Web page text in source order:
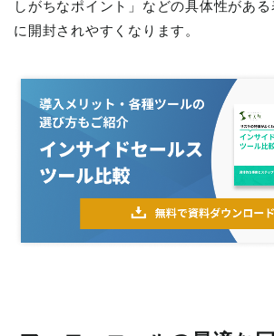
しがちなポイント」などの具体性があ
に開封されやすくなります。